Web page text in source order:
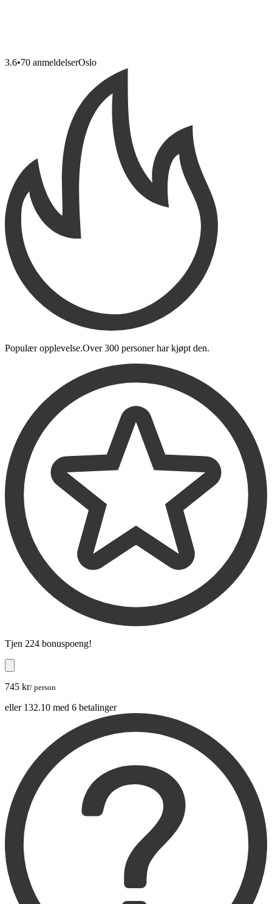
3.6•70 anmeldelserOslo
Populær opplevelse.Over300 personerhar kjøpt den.
Tjen 224 bonuspoeng!
745 kr/ person
eller 132.10 med 6 betalinger